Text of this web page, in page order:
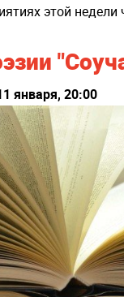
этой
января, 20:00